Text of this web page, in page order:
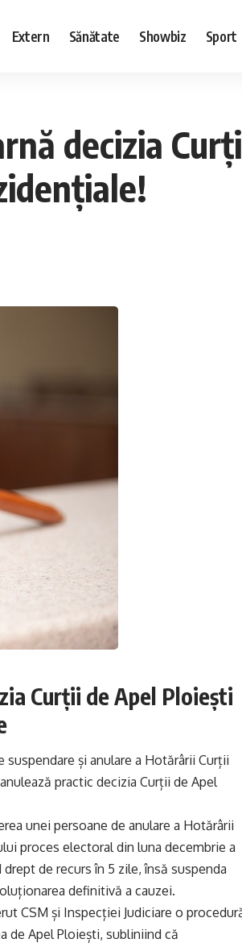
Extern Sănătate Showbiz Sport
decizia
Curții de Apel Ploiești
suspendare și anulare a Hotărârii Curții
practic decizia Curții de Apel
unei persoane de anulare a Hotărârii
proces electoral din luna decembrie a
de recurs în 5 zile, însă suspenda
definitivă a cauzei.
CSM și Inspecției Judiciare o
de Apel Ploiești, subliniind că